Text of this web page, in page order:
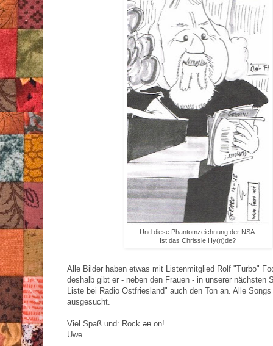
Und diese Phantomzeichnung der NSA:
Ist das Chrissie Hy(n)de?
Alle Bilder haben etwas mit Listenmitglied Rolf "Turbo"
deshalb gibt er - neben den Frauen - in unserer nächsten
Liste bei Radio Ostfriesland" auch den Ton an. Alle
ausgesucht.
Viel Spaß und: Rock an on!
Uwe